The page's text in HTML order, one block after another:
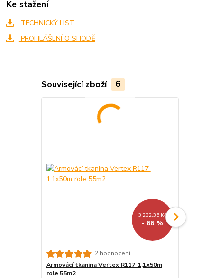
Ke stažení
TECHNICKÝ LIST
PROHLÁŠENÍ O SHODĚ
Související zboží 6
3 232,35 Kč
- 66 %
2 hodnocení
Armovácí tkanina Vertex R117 1,1x50m
role 55m2